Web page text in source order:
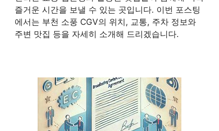
즐거운 시간을 보낼 수 있는 곳입니다. 이번 포스팅
에서는 부천 소풍 CGV의 위치, 교통, 주차 정보와
주변 맛집 등을 자세히 소개해 드리겠습니다.